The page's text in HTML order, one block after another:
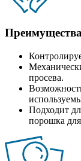
просева.
Подходит
порошка